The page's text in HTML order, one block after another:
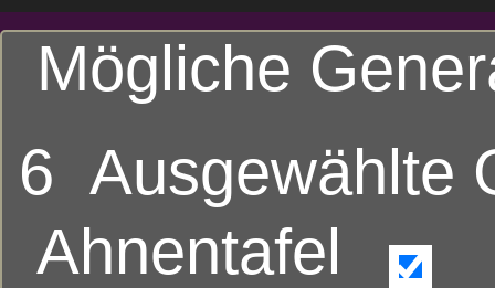
Mögliche
6
Ahnentafel